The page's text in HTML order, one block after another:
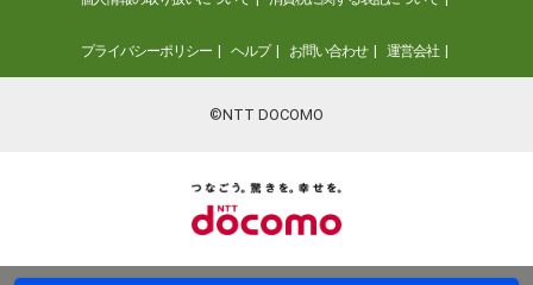
プライバシーポリシー ヘルプ お問い合わせ 運営会社
©NTT DOCOMO